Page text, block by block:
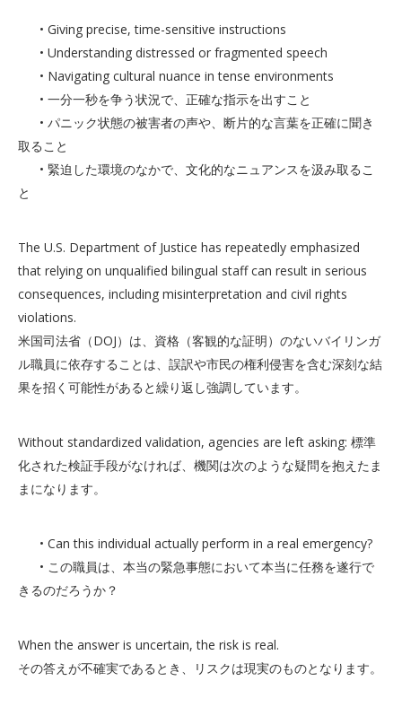
• Giving precise, time-sensitive instructions
• Understanding distressed or fragmented speech
• Navigating cultural nuance in tense environments
• 一分一秒を争う状況で、正確な指示を出すこと
• パニック状態の被害者の声や、断片的な言葉を正確に聞き
取ること
• 緊迫した環境のなかで、文化的なニュアンスを汲み取るこ
と
The U.S. Department of Justice has repeatedly emphasized
that relying on unqualified bilingual staff can result in serious
consequences, including misinterpretation and civil rights
violations.
米国司法省（DOJ）は、資格（客観的な証明）のないバイリンガ
ル職員に依存することは、誤訳や市民の権利侵害を含む深刻な結
果を招く可能性があると繰り返し強調しています。
Without standardized validation, agencies are left asking: 標準
化された検証手段がなければ、機関は次のような疑問を抱えたま
まになります。
• Can this individual actually perform in a real emergency?
• この職員は、本当の緊急事態において本当に任務を遂行で
きるのだろうか？
When the answer is uncertain, the risk is real.
その答えが不確実であるとき、リスクは現実のものとなります。